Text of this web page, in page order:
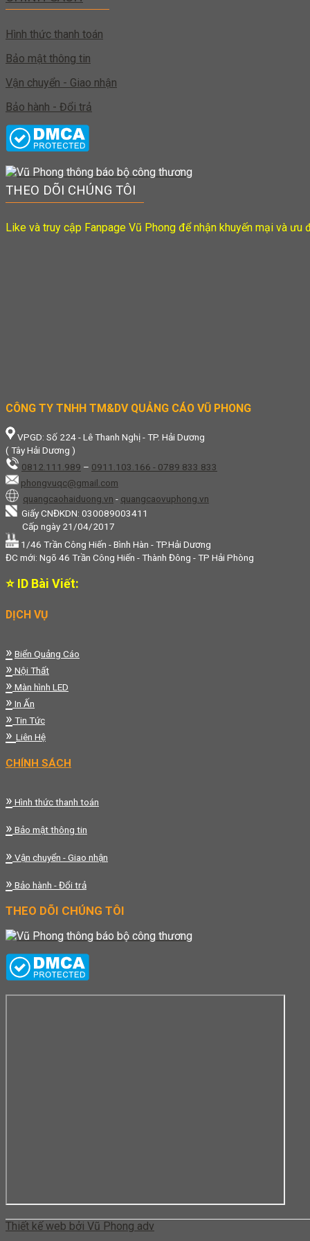
Hình thức thanh toán
Bảo mật thông tin
Vận chuyển - Giao nhận
Bảo hành - Đổi trả
THEO DÕI CHÚNG TÔI
Like và truy cập Fanpage Vũ Phong để nhận khuyến mại và ưu
CÔNG TY TNHH TM&DV QUẢNG CÁO VŨ PHONG
VPGD: Số 224 - Lê Thanh Nghị - TP. Hải Dương
( Tây Hải Dương )
0812.111.989 – 0911.103.166 - 0789 833 833
phongvuqc@gmail.com
quangcaohaiduong.vn - quangcaovuphong.vn
Giấy CNĐKDN: 030089003411
Cấp ngày 21/04/2017
1/46 Trần Công Hiến - Bình Hàn - TP.Hải Dương
ĐC mới: Ngõ 46 Trần Công Hiến - Thành Đông - TP Hải Phòng
⭐ ID Bài Viết:
DỊCH VỤ
» Biển Quảng Cáo
» Nội Thất
» Màn hình LED
» In Ấn
» Tin Tức
» Liên Hệ
CHÍNH SÁCH
» Hình thức thanh toán
» Bảo mật thông tin
» Vận chuyển - Giao nhận
» Bảo hành - Đổi trả
THEO DÕI CHÚNG TÔI
Thiết kế web bởi Vũ Phong adv